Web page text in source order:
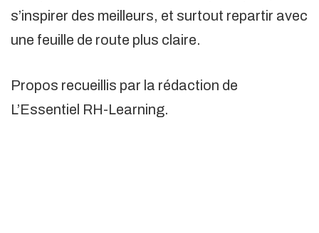
s’inspirer des meilleurs, et surtout repartir avec
une feuille de route plus claire.
Propos recueillis par la rédaction de
L’Essentiel RH-Learning.